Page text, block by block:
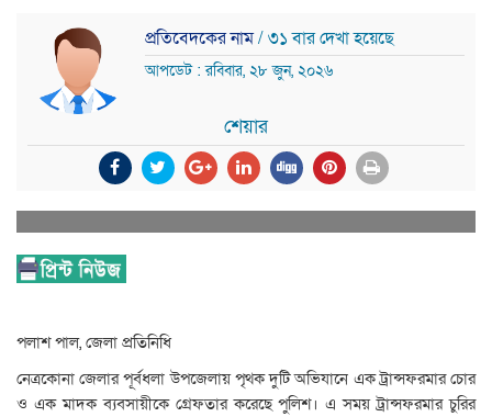
প্রতিবেদকের নাম/ ৩১ বার দেখা হয়েছে
আপডেট : রবিবার, ২৮ জুন, ২০২৬
শেয়ার
পলাশ পাল, জেলা প্রতিনিধি
নেত্রকোনা জেলার পূর্বধলা উপজেলায় পৃথক দুটি অভিযানে এক ট্রান্সফরমার চোর
ও এক মাদক ব্যবসায়ীকে গ্রেফতার করেছে পুলিশ। এ সময় ট্রান্সফরমার চুরির